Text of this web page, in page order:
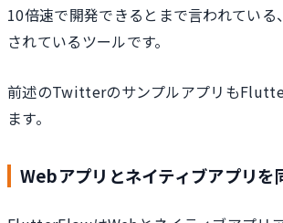
10倍速で開発できるとまで言われている
されているツールです。
前述のTwitterのサンプルアプリも
ます。
Webアプリとネイティブアプリを